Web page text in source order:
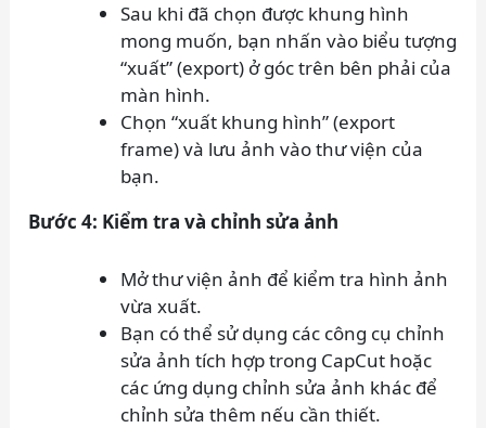
Sau khi đã chọn được khung hình
mong muốn, bạn nhấn vào biểu tượng
“xuất” (export) ở góc trên bên phải của
màn hình.
Chọn “xuất khung hình” (export
frame) và lưu ảnh vào thư viện của
bạn.
Bước 4: Kiểm tra và chỉnh sửa ảnh
Mở thư viện ảnh để kiểm tra hình ảnh
vừa xuất.
Bạn có thể sử dụng các công cụ chỉnh
sửa ảnh tích hợp trong CapCut hoặc
các ứng dụng chỉnh sửa ảnh khác để
chỉnh sửa thêm nếu cần thiết.